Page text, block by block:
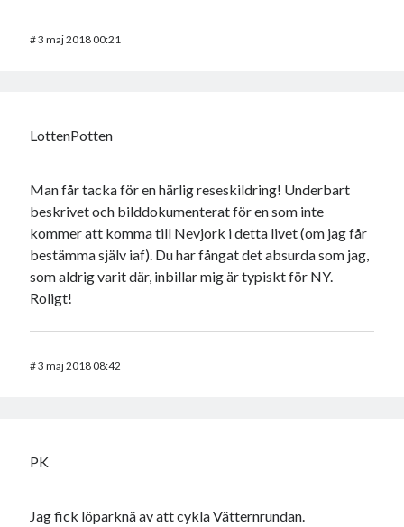
#3 maj 2018 00:21
LottenPotten
Man får tacka för en härlig reseskildring! Underbart
beskrivet och bilddokumenterat för en som inte
kommer att komma till Nevjork i detta livet (om jag får
bestämma själv iaf). Du har fångat det absurda som jag,
som aldrig varit där, inbillar mig är typiskt för NY.
Roligt!
#3 maj 2018 08:42
PK
Jag fick löparknä av att cykla Vätternrundan.